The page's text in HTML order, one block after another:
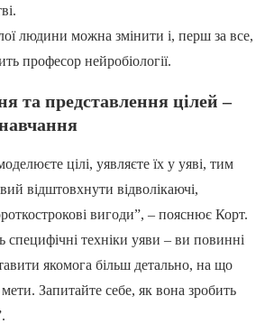
людини можна змінити і, перш за все,
професор нейробіології.
та представлення цілей –
цілі, уявляєте їх у уяві, тим
відштовхнути відволікаючі,
вигоди”, – пояснює Корт.
специфічні техніки уяви – ви повинні
якомога більш детально, на що
Запитайте себе, як вона зробить